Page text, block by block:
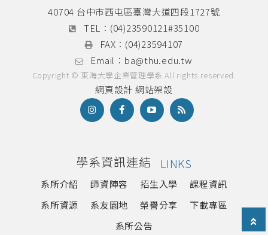
論文計畫書與學位論文口試專區
海外研習營
40704 台中市西屯區臺灣大道四段1727號
TEL： (04)23590121#35100
FAX： (04)23594107
Email： ba@thu.edu.tw
Copyright © 東海大學企業管理學系 All rights reserved.
網頁設計 網站架設
學系資訊連結 LINKS
系所介紹 師資陣容 招生入學
課程資訊
系所資源
系友園地 榮譽分享
下載專區
系所公告